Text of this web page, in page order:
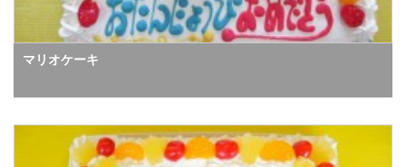
マリオケーキ